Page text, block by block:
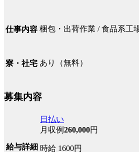
仕事内容 梱包・出荷作業 / 食品系工
寮・社宅 あり（無料）
募集内容
給与詳細
日払い
月収例260,000円
時給 1600円